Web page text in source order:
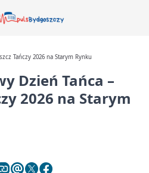
Tańczy 2026 na Starym Rynku
Dzień Tańca –
2026 na Starym